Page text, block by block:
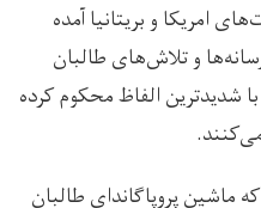
امریکا و بریتانیا آمده
و تلاش‌های طالبان
شدیدترین الفاظ محکوم کرده
ماشین پروپاگاندای طالبان